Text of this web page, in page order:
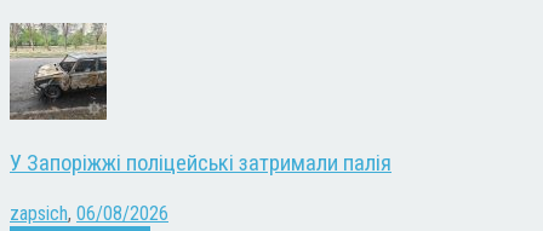
У Запоріжжі поліцейські затримали палія
zapsich, 06/08/2026